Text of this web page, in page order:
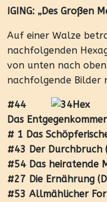
IGING: „Des Großen
Auf einer Walze
nachfolgenden
von unten nach
nachfolgende Bilder
#44
Das
# 1 Das
#43 Der Durchbruch
#54 Das heiratende
#27 Die Ernährung
#53 Allmählicher